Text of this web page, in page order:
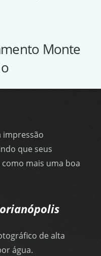
Monte
impressão
que seus
mais uma boa
de alta
água.